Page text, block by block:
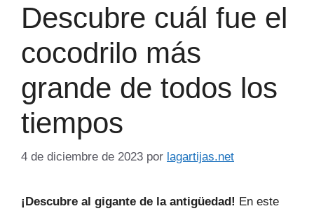
Descubre cuál fue el
cocodrilo más
grande de todos los
tiempos
4 de diciembre de 2023 por lagartijas.net
¡Descubre al gigante de la antigüedad! En este